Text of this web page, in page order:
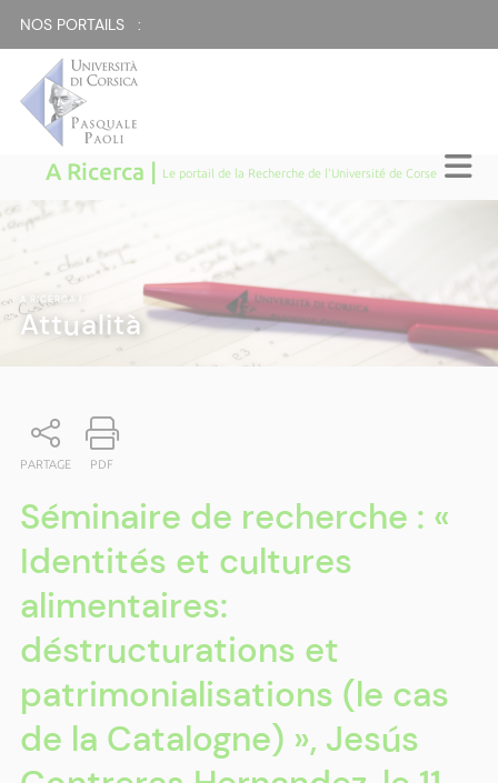
NOS PORTAILS :
A Ricerca | Le portail de la Recherche de l'Université de Corse
A RICERCA
Attualità
PARTAGE PDF
Séminaire de recherche : «
Identités et cultures
alimentaires:
déstructurations et
patrimonialisations (le cas
de la Catalogne) », Jesús